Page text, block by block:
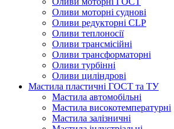
Оливи моторні суднові
Оливи редукторні CLP
Оливи теплоносії
Оливи трансмісійні
Оливи трансформаторні
Оливи турбінні
Оливи циліндрові
Мастила пластичні ГОСТ та ТУ
Мастила автомобільні
Мастила високотемпературні
Мастила залізничні